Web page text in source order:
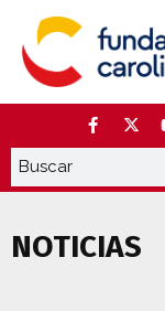
contenido
NOTICIAS